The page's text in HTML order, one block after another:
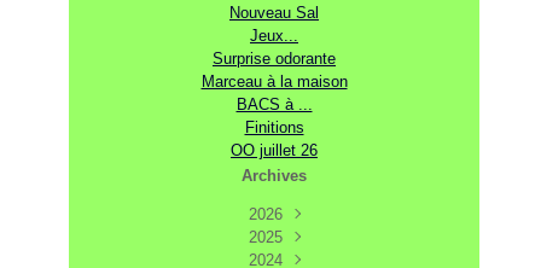
Nouveau Sal
Jeux...
Surprise odorante
Marceau à la maison
BACS à ...
Finitions
OO juillet 26
Archives
2026
Août
(3)
Juillet(7)
2025
Décembre
2024